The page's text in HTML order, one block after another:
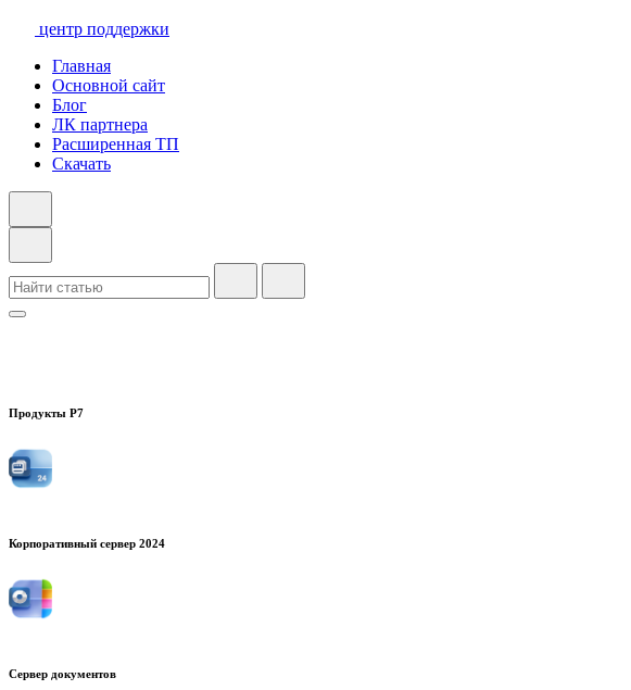
центр поддержки
Главная
Основной сайт
Блог
ЛК партнера
Расширенная ТП
Скачать
Продукты Р7
Корпоративный сервер 2024
Сервер документов